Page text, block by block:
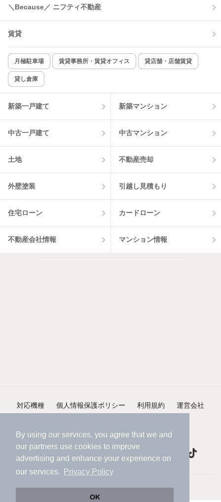
By using our services, you agree that we and
our partners use cookies to improve
advertising and enhance your experience on
our services.
Privacy Policy
OK
＼Because／ ニフティ不動産
賃貸
月極駐車場 賃貸事務所・賃貸オフィス 貸店舗・店舗賃貸
貸し倉庫
新築一戸建て 新築マンション
中古一戸建て 中古マンション
土地 不動産売却
外壁塗装 引越し見積もり
住宅ローン カードローン
不動産会社情報 マンション情報
対応機種 個人情報保護ポリシー 利用規約 運営会社
©NIFTY Lifestyle Co., Ltd.